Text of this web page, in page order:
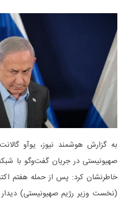
به گزارش هوشمند نیوز، یوآو
(نخست وزیر رژیم صهیونیستی)